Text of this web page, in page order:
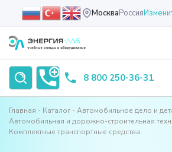
МоскваРоссия
8 800 250-36-31
Главная Каталог
Автомобильное дело и
Автомобильная и дорожно-строительная
Комплектные транспортные средства